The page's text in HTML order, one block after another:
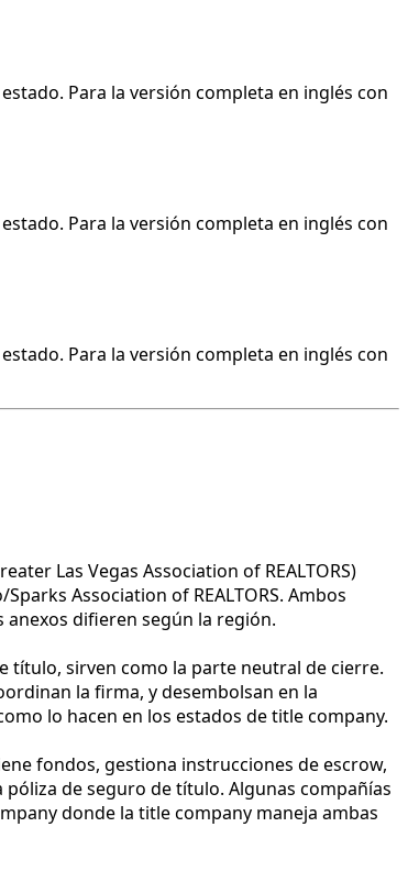
Para la versión completa en inglés con
Para la versión completa en inglés con
Para la versión completa en inglés con
Las Vegas Association of REALTORS)
Association of REALTORS. Ambos
difieren según la región.
título, sirven como la parte neutral de cierre.
la firma, y desembolsan en la
lo hacen en los estados de title company.
fondos, gestiona instrucciones de escrow,
de seguro de título. Algunas compañías
donde la title company maneja ambas